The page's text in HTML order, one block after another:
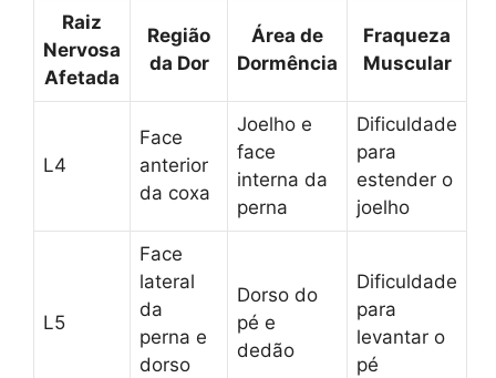
Raiz
Nervosa
Afetada
Região
da Dor
Área de
Dormência
Fraqueza
Muscular
L4
Face
anterior
da coxa
Joelho e
face
interna da
perna
Dificuldade
para
estender o
joelho
L5
Face
lateral
da
perna e
dorso
Dorso do
pé e
dedão
Dificuldade
para
levantar o
pé